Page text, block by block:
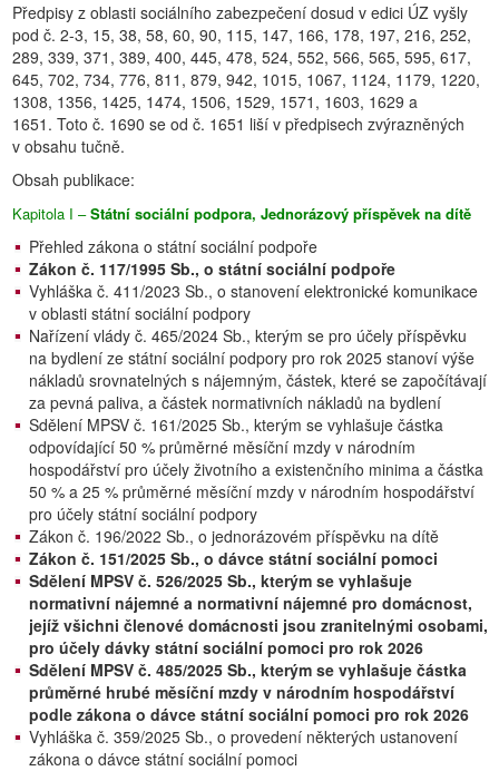
Předpisy z oblasti sociálního zabezpečení dosud v edici ÚZ vyšly
pod č. 2-3, 15, 38, 58, 60, 90, 115, 147, 166, 178, 197, 216, 252,
289, 339, 371, 389, 400, 445, 478, 524, 552, 566, 565, 595, 617,
645, 702, 734, 776, 811, 879, 942, 1015, 1067, 1124, 1179, 1220,
1308, 1356, 1425, 1474, 1506, 1529, 1571, 1603, 1629 a
1651. Toto č. 1690 se od č. 1651 liší v předpisech zvýrazněných
v obsahu tučně.
Obsah publikace:
Kapitola I –Státní sociální podpora, Jednorázový příspěvek na dítě
Přehled zákona o státní sociální podpoře
Zákon č. 117/1995 Sb., o státní sociální podpoře
Vyhláška č. 411/2023 Sb., o stanovení elektronické komunikace
v oblasti státní sociální podpory
Nařízení vlády č. 465/2024 Sb., kterým se pro účely příspěvku
na bydlení ze státní sociální podpory pro rok 2025 stanoví výše
nákladů srovnatelných s nájemným, částek, které se započítávají
za pevná paliva, a částek normativních nákladů na bydlení
Sdělení MPSV č. 161/2025 Sb., kterým se vyhlašuje částka
odpovídající 50 % průměrné měsíční mzdy v národním
hospodářství pro účely životního a existenčního minima a částka
50 % a 25 % průměrné měsíční mzdy v národním hospodářství
pro účely státní sociální podpory
Zákon č. 196/2022 Sb., o jednorázovém příspěvku na dítě
Zákon č. 151/2025 Sb., o dávce státní sociální pomoci
Sdělení MPSV č. 526/2025 Sb., kterým se vyhlašuje
normativní nájemné a normativní nájemné pro domácnost,
jejíž všichni členové domácnosti jsou zranitelnými osobami,
pro účely dávky státní sociální pomoci pro rok 2026
Sdělení MPSV č. 485/2025 Sb., kterým se vyhlašuje částka
průměrné hrubé měsíční mzdy v národním hospodářství
podle zákona o dávce státní sociální pomoci pro rok 2026
Vyhláška č. 359/2025 Sb., o provedení některých ustanovení
zákona o dávce státní sociální pomoci